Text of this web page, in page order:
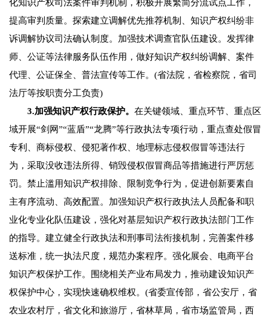
化知识产权司法案件审判机制，积极开展繁简分流试点工作，
提高审判质量。探索建立调解优先推荐机制、知识产权纠纷非
诉调解协议司法确认制度。加强技术调查官队伍建设。发挥律
师、公证等法律服务队伍作用，做好知识产权纠纷调解、案件
代理、公证保全、普法宣传等工作。(省法院，省检察院，省司
法厅等按职责分工负责)
3.加强知识产权行政保护。 在关键领域、重点环节、重点区
域开展“剑网”“蓝盾”“龙腾”等行政执法专项行动，重点查处假冒
专利、商标侵权、侵犯著作权、地理标志侵权假冒等违法行
为，采取没收违法所得、销毁侵权假冒商品等措施进行严厉惩
罚。禁止滥用知识产权排除、限制竞争行为，促进创新要素自
主有序流动、高效配置。加强知识产权行政执法人员配备和职
业化专业化队伍建设，强化对基层知识产权行政执法部门工作
的指导。建立健全行政执法和刑事司法衔接机制，完善案件移
送标准，统一执法尺度，规范办案程序。强化展会、电商平台
知识产权保护工作。围绕相关产业布局发力，推动建设知识产
权保护中心，实现快速确权维权。(省委宣传部，省公安厅，省
农业农村厅，省文化和旅游厅，省林草局，省市场监管局，西